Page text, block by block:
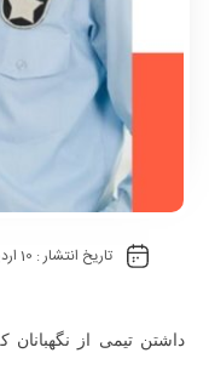
تاریخ انتشار : 10 اردیبهشت 1403
داشتن تیمی از